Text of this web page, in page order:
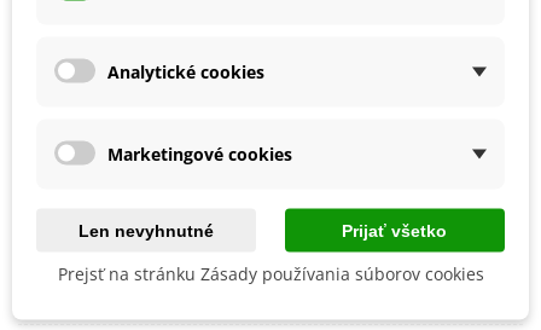
klíčenia a rastu. Rastlinky sa zberajú približne za 6 týždňov,
už skôr ale môžete zberať drobné mladé lístky, ktoré majú
Rastlina je nenáročná na kvalitu pôdy
. Na vonkajší záhon
Pestovanie
V exteriéri - vonku
Slnečné
Výrobca
SemenaOnline
Mrazuvzdornosť
Nie
Analytické cookies
Marketingové cookies
Len nevyhnutné Prijať všetko
Prejsť na stránku Zásady používania súborov cookies